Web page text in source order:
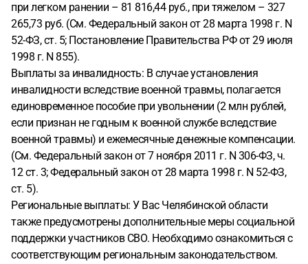
при легком ранении – 81 816,44 руб., при тяжелом – 327
265,73 руб. (См. Федеральный закон от 28 марта 1998 г. N
52-ФЗ, ст. 5; Постановление Правительства РФ от 29 июля
1998 г. N 855).
Выплаты за инвалидность: В случае установления
инвалидности вследствие военной травмы, полагается
единовременное пособие при увольнении (2 млн рублей,
если признан не годным к военной службе вследствие
военной травмы) и ежемесячные денежные компенсации.
(См. Федеральный закон от 7 ноября 2011 г. N 306-ФЗ, ч.
12 ст. 3; Федеральный закон от 28 марта 1998 г. N 52-ФЗ,
ст. 5).
Региональные выплаты: У Вас Челябинской области
также предусмотрены дополнительные меры социальной
поддержки участников СВО. Необходимо ознакомиться с
соответствующим региональным законодательством.